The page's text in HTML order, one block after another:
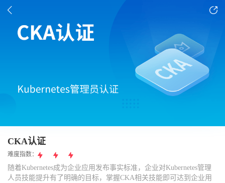
CKA认证
难度指数：
随着Kubernetes成为企业应用发布事实标准，企业对Kubernetes管理
人员技能提升有了明确的目标，掌握CKA相关技能即可达到企业用